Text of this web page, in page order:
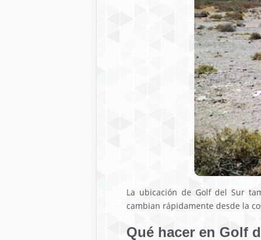
La ubicación de Golf del Sur
cambian rápidamente desde la
Qué hacer en Golf